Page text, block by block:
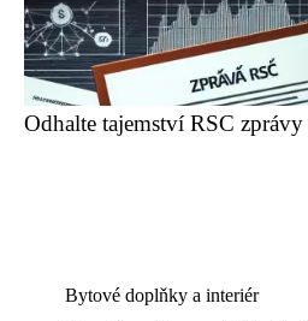
Odhalte tajemství RSC
Bytové doplňky a interiér